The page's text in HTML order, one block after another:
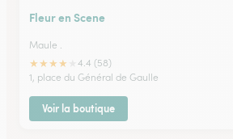
Fleur en Scene
Maule .
★★★★
4.4 (58)
1, place du Général de Gaulle
Voir la boutique